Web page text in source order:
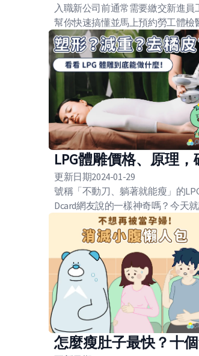
入職新公司前通常需要繳交新進
幫你快速搞懂並馬上預約勞工體檢
LPG體雕價格、原理
更新日期2024-01-29
號稱「不動刀、躺著就能瘦」的
Dcard網友說的一樣神奇嗎？今天
怎麼瘦肚子最快？十